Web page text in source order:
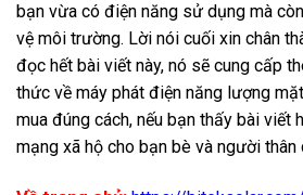
bạn vừa có điện năng sử dụng mà
vệ môi trường. Lời nói cuối xin chân
đọc hết bài viết này, nó sẽ cung cấp
thức về máy phát điện năng lượng
mua đúng cách, nếu bạn thấy bài viết
mạng xã hộ cho bạn bè và người thân